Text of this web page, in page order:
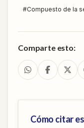
#Compuesto de la
Comparte esto:
Cómo citar